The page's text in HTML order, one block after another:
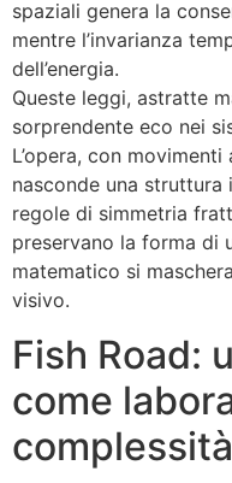
spaziali genera la
mentre l’invarianza
dell’energia.
Queste leggi, astratte
sorprendente eco nei
L’opera, con
nasconde una
regole di simmetria
preservano la forma di
matematico si
visivo.
Fish Road:
come
complessità